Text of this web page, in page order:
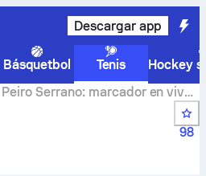
Descargar app
Básquetbol Tenis
Hockey
Serrano: marcador en vivo,
98